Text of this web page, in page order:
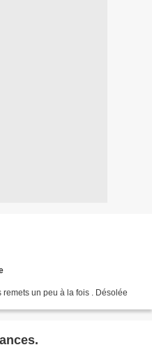
un peu à la fois . Désolée